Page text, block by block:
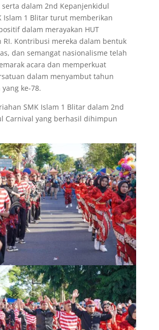
dalam 2nd Kepanjenkidul
Islam 1 Blitar turut memberikan
dalam merayakan HUT
RI. Kontribusi mereka dalam bentuk
dan semangat nasionalisme telah
acara dan memperkuat
dalam menyambut tahun
ke-78.
SMK Islam 1 Blitar dalam 2nd
Carnival yang berhasil dihimpun